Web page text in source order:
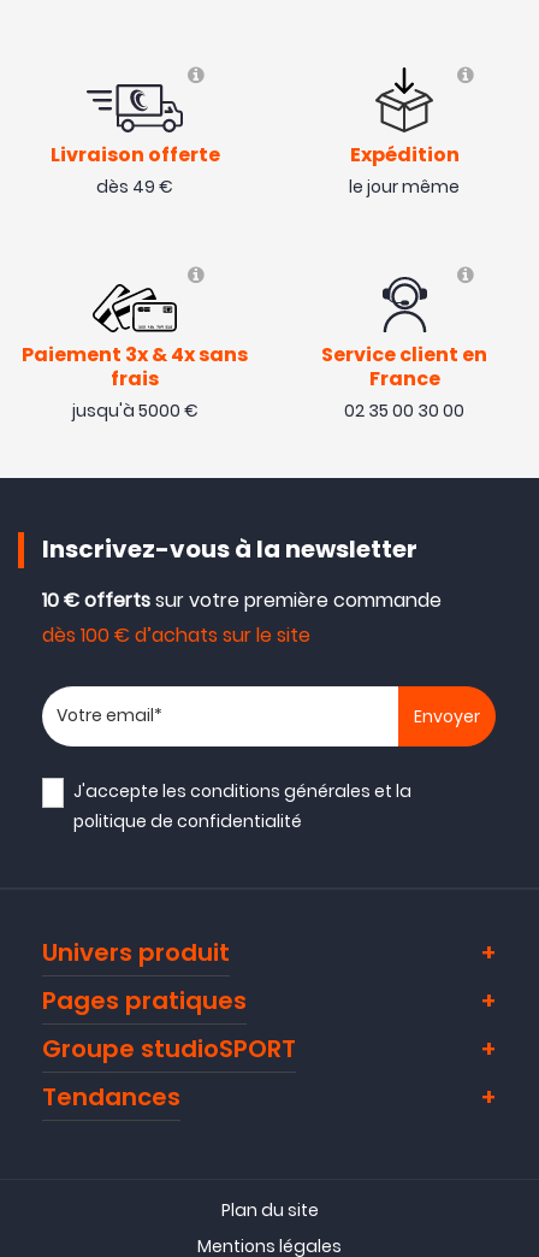
Livraison offerte
dès 49 €
Expédition
le jour même
Paiement 3x & 4x sans
frais
jusqu'à 5000 €
Service client en
France
02 35 00 30 00
Inscrivez-vous à la newsletter
10 € offertssur votre première commande
dès 100 € d’achats sur le site
Votre adresse email
J'accepte lesconditions générales et la
politique de confidentialité
Univers produit
Pages pratiques
Groupe studioSPORT
Tendances
Plan du site
Mentions légales